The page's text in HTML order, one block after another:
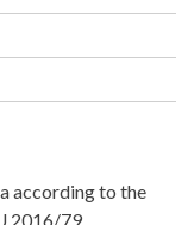
according to the
2016/79